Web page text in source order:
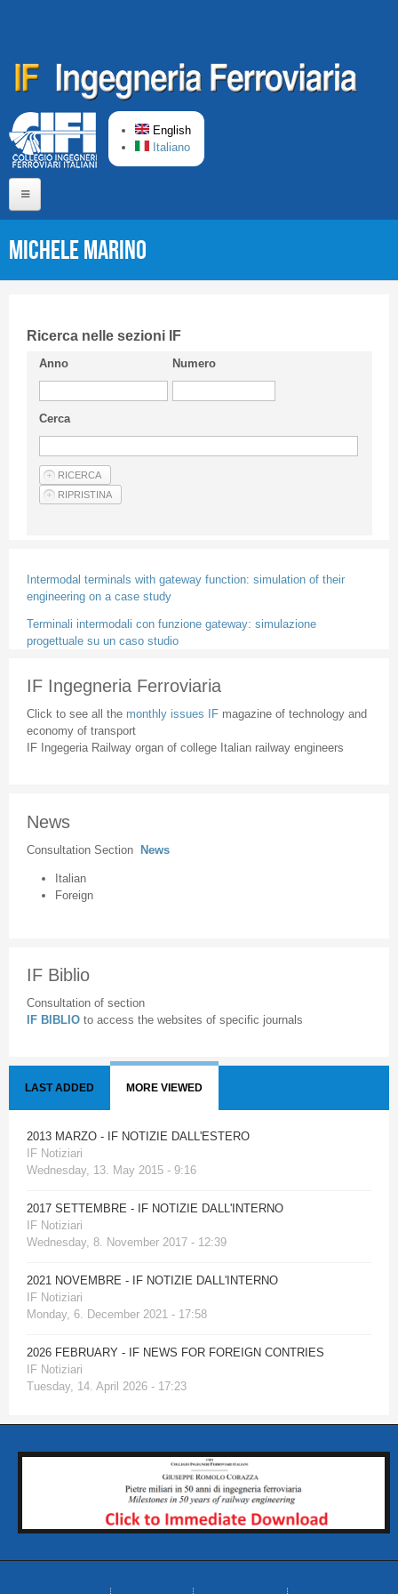
English
Italiano
Short presentation CIFI
Guideline
Privacy & Policy
Articles
Michele MARINO
Ricerca nelle sezioni IF
Anno Numero
Cerca
Intermodal terminals with gateway function: simulation of their
engineering on a case study
Terminali intermodali con funzione gateway: simulazione
progettuale su un caso studio
IF Ingegneria Ferroviaria
Click to see all the monthly issues IF magazine of technology and
economy of transport
IF Ingegeria Railway organ of college Italian railway engineers
News
Consultation Section News
Italian
Foreign
IF Biblio
Consultation of section
IF BIBLIO to access the websites of specific journals
LAST ADDED MORE VIEWED
2013 MARZO - IF NOTIZIE DALL'ESTERO
IF Notiziari
Wednesday, 13. May 2015 - 9:16
2017 SETTEMBRE - IF NOTIZIE DALL'INTERNO
IF Notiziari
Wednesday, 8. November 2017 - 12:39
2021 NOVEMBRE - IF NOTIZIE DALL'INTERNO
IF Notiziari
Monday, 6. December 2021 - 17:58
2026 FEBRUARY - IF NEWS FOR FOREIGN CONTRIES
IF Notiziari
Tuesday, 14. April 2026 - 17:23